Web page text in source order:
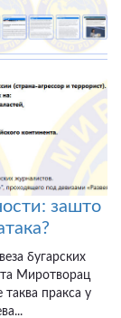
зашто
бугарских
Миротворац
пракса у